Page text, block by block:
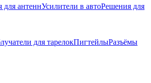
для антеннУсилители в автоРешения для
для тарелокПигтейлыРазъёмы